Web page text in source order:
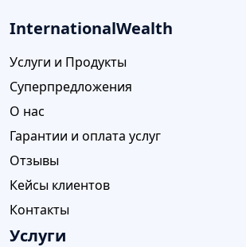
InternationalWealth
Услуги и Продукты
Суперпредложения
О нас
Гарантии и оплата услуг
Отзывы
Кейсы клиентов
Контакты
Услуги